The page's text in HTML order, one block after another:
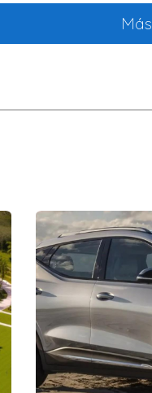
diarios son
hijos pequeños y un
Sus gastos
gana alrededor de
de vida minimalista;